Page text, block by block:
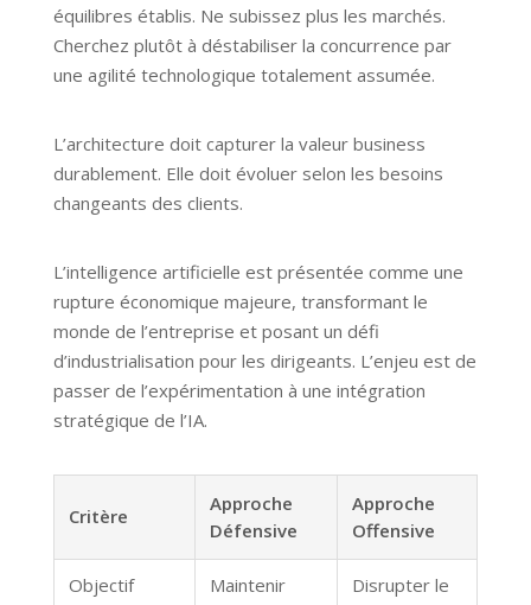
équilibres établis. Ne subissez plus les marchés.
Cherchez plutôt à déstabiliser la concurrence par
une agilité technologique totalement assumée.
L’architecture doit capturer la valeur business
durablement. Elle doit évoluer selon les besoins
changeants des clients.
L’intelligence artificielle est présentée comme une
rupture économique majeure, transformant le
monde de l’entreprise et posant un défi
d’industrialisation pour les dirigeants. L’enjeu est de
passer de l’expérimentation à une intégration
stratégique de l’IA.
Critère
Approche
Défensive
Approche
Offensive
Objectif
Maintenir
Disrupter le